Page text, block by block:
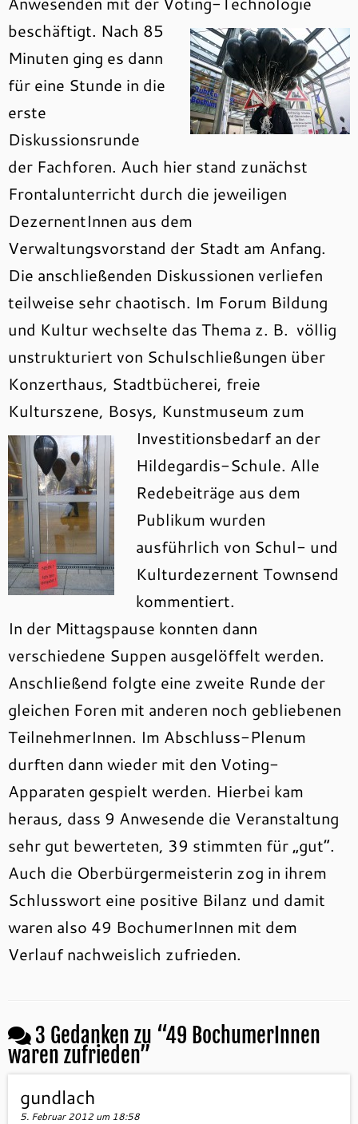
beschäftigt. Nach 85
Minuten ging es dann
für eine Stunde in die
erste
Diskussionsrunde
der Fachforen. Auch hier stand zunächst
Frontalunterricht durch die jeweiligen
DezernentInnen aus dem
Verwaltungsvorstand der Stadt am Anfang.
Die anschließenden Diskussionen verliefen
teilweise sehr chaotisch. Im Forum Bildung
und Kultur wechselte das Thema z. B. völlig
unstrukturiert von Schulschließungen über
Konzerthaus, Stadtbücherei, freie
Kulturszene, Bosys, Kunstmuseum zum
Investitionsbedarf an der
Hildegardis-Schule. Alle
Redebeiträge aus dem
Publikum wurden
ausführlich von Schul- und
Kulturdezernent Townsend
kommentiert.
In der Mittagspause konnten dann
verschiedene Suppen ausgelöffelt werden.
Anschließend folgte eine zweite Runde der
gleichen Foren mit anderen noch gebliebenen
TeilnehmerInnen. Im Abschluss-Plenum
durften dann wieder mit den Voting-
Apparaten gespielt werden. Hierbei kam
heraus, dass 9 Anwesende die Veranstaltung
sehr gut bewerteten, 39 stimmten für „gut“.
Auch die Oberbürgermeisterin zog in ihrem
Schlusswort eine positive Bilanz und damit
waren also 49 BochumerInnen mit dem
Verlauf nachweislich zufrieden.
3 Gedanken zu “49 BochumerInnen
waren zufrieden”
gundlach
5. Februar 2012 um 18:58